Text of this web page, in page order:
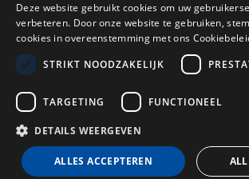
© 2026 - Hulqua B.V. Alle rechten
Algemene voorwaarden
Design
Deze website gebruikt cookies om uw
verbeteren. Door onze website te gebruiken,
cookies in overeenstemming met ons
STRIKT NOODZAKELIJK
TARGETING FUNCTIONEEL
DETAILS WEERGEVEN
ALLES ACCEPTEREN